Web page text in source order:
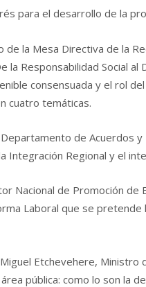
para el desarrollo de la
de la Mesa Directiva de la
la Responsabilidad Social
consensuada y el rol
cuatro temáticas.
de Acuerdos
Integración Regional y el
Nacional de Promoción
Laboral que se
Etchevehere,
pública: como lo son la